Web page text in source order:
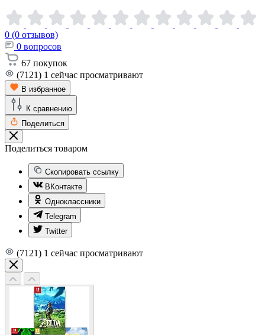
0 (0 отзывов)
0 вопросов
67 покупок
(7121) 1 сейчас просматривают
В избранное
К сравнению
Поделиться
Поделиться товаром
Скопировать ссылку
ВКонтакте
Одноклассники
Telegram
Twitter
(7121) 1 сейчас просматривают